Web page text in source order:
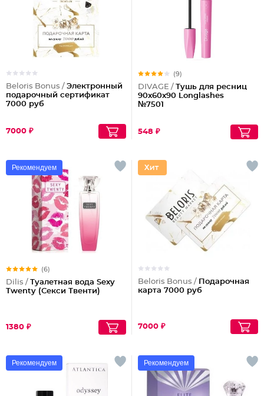
Beloris Bonus / Электронный
подарочный сертификат
7000 руб
7000 ₽
(9)
DIVAGE / Тушь для ресниц
90x60x90 Longlashes
№7501
548 ₽
Рекомендуем
(6)
Dilis / Туалетная вода Sexy
Twenty (Секси Твенти)
1380 ₽
Beloris Bonus / Подарочная
карта 7000 руб
7000 ₽
Рекомендуем Рекомендуем